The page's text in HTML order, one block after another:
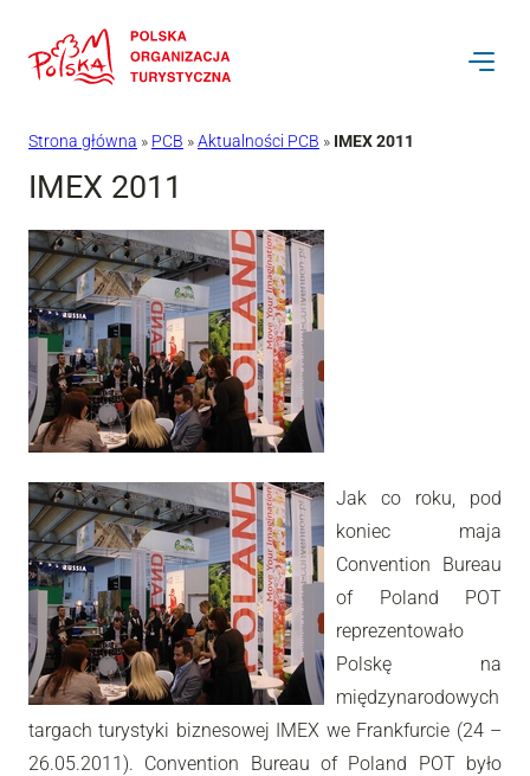
do
Strona główna » PCB »Aktualności PCB » IMEX 2011
IMEX 2011
Jak co roku, pod
koniec maja
Convention Bureau
of Poland POT
reprezentowało
Polskę na
międzynarodowych
targach turystyki biznesowej IMEX we Frankfurcie (24 –
26.05.2011). Convention Bureau of Poland POT było